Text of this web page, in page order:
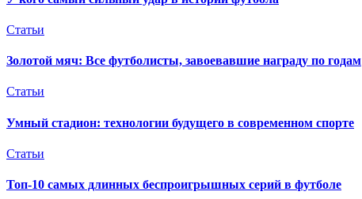
Статьи
Золотой мяч: Все футболисты, завоевавшие награду по годам
Статьи
Умный стадион: технологии будущего в современном спорте
Статьи
Топ-10 самых длинных беспроигрышных серий в футболе